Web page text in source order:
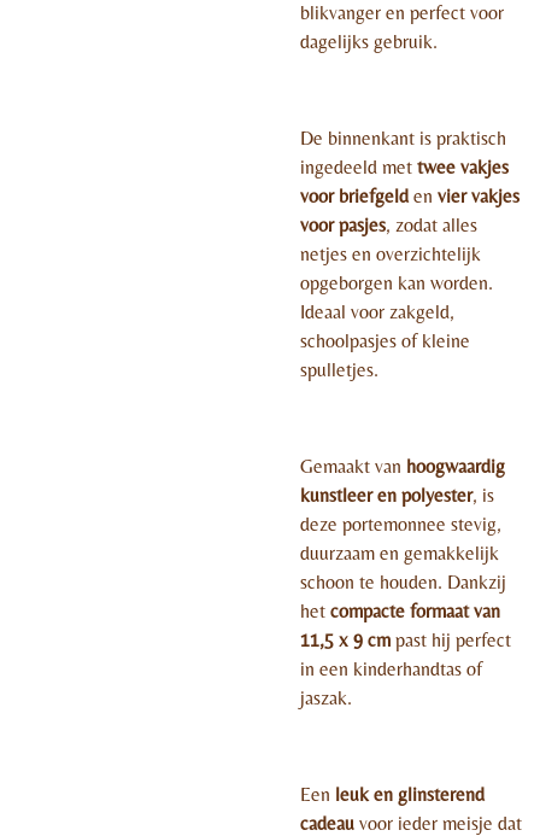
blikvanger en perfect voor
dagelijks gebruik.
De binnenkant is praktisch
ingedeeld met twee vakjes
voor briefgelden vier vakjes
voor pasjes, zodat alles
netjes en overzichtelijk
opgeborgen kan worden.
Ideaal voor zakgeld,
schoolpasjes of kleine
spulletjes.
Gemaakt van hoogwaardig
kunstleer en polyester, is
deze portemonnee stevig,
duurzaam en gemakkelijk
schoon te houden. Dankzij
het compacte formaat van
11,5 x 9 cm past hij perfect
in een kinderhandtas of
jaszak.
Een leuk en glinsterend
cadeau voor ieder meisje dat